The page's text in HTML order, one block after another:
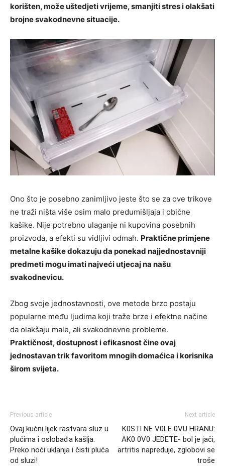
korišten, može uštedjeti vrijeme, smanjiti stres i olakšati
brojne svakodnevne situacije.
Ono što je posebno zanimljivo jeste što se za ove trikove
ne traži ništa više osim malo predumišljaja i obične
kašike. Nije potrebno ulaganje ni kupovina posebnih
proizvoda, a efekti su vidljivi odmah. Praktične primjene
metalne kašike dokazuju da ponekad najjednostavniji
predmeti mogu imati najveći utjecaj na našu
svakodnevicu.
Zbog svoje jednostavnosti, ove metode brzo postaju
popularne među ljudima koji traže brze i efektne načine
da olakšaju male, ali svakodnevne probleme.
Praktičnost, dostupnost i efikasnost čine ovaj
jednostavan trik favoritom mnogih domaćica i korisnika
širom svijeta.
Previous article
Ovaj kućni lijek rastvara sluz u
plućima i oslobađa kašlja.
Preko noći uklanja i čisti pluća
od sluzi!
Next article
K0STl NE V0LE 0VU HRANU:
AK0 0V0 JEDETE- bol je jači,
artritis napreduje, zglobovi se
troše